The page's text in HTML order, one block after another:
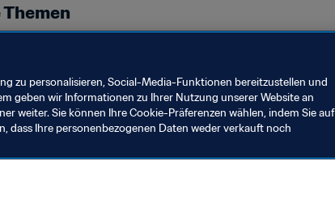
zu personalisieren, Social-Media-Funktionen bereitzustellen und
geben wir Informationen zu Ihrer Nutzung unserer Website an
weiter. Sie können Ihre Cookie-Präferenzen wählen, indem Sie auf
dass Ihre personenbezogenen Daten weder verkauft noch